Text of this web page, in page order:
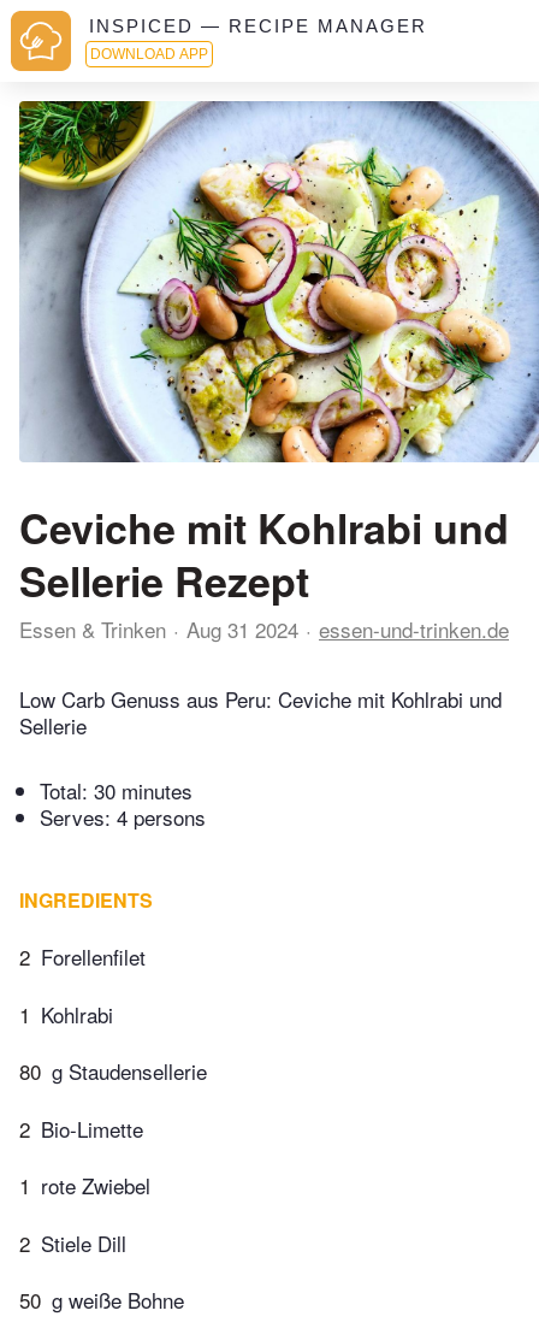
INSPICED — RECIPE MANAGER
DOWNLOAD APP
Ceviche mit Kohlrabi und
Sellerie Rezept
Essen & Trinken Aug 31 2024 essen-und-trinken.de
Low Carb Genuss aus Peru: Ceviche mit Kohlrabi und
Sellerie
Total: 30 minutes
Serves: 4 persons
INGREDIENTS
2 Forellenfilet
1 Kohlrabi
80 g Staudensellerie
2 Bio-Limette
1 rote Zwiebel
2 Stiele Dill
50 g weiße Bohne